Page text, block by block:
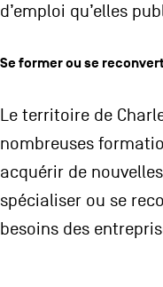
d’emploi qu’elles
Se former ou se
Le territoire de
nombreuses
acquérir de
spécialiser ou se
besoins des